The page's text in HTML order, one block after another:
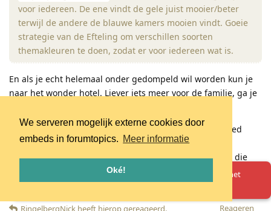
We serveren mogelijk externe cookies door
embeds in forumtopics. Meer informatie
Oké!
voor iedereen. De ene vindt de gele juist mooier/beter
terwijl de andere de blauwe kamers mooien vindt. Goeie
strategie van de Efteling om verschillen soorten
themakleuren te doen, zodat er voor iedereen wat is.
En als je echt helemaal onder gedompeld wil worden kun je
naar het wonder hotel. Liever iets meer voor de familie, ga je
Op zich heeft de Efteling wat dat betreft de mix wel goed
gedaan. Ik zou zelf liever ook onder gedompeld willen
worden (dus wonder hotel kiezen), maar voor de groep die
liever dat luxe wil, is het Grand Hotel dan weer prima. Ik zou
zelf niet snel kiezen voor een huisje in een bungalowpark.
Reageren
RingelbergNick heeft hierop gereageerd.
Oeps! Er is iets misgegaan. Herlaad de pagina en probeer het
opnieuw.